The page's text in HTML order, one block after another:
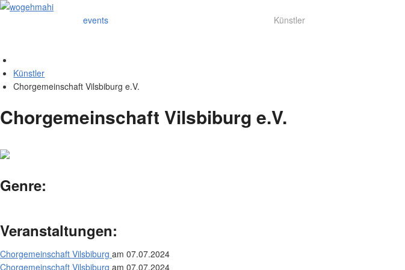
events Künstler
Künstler
Chorgemeinschaft Vilsbiburg e.V.
Chorgemeinschaft Vilsbiburg e.V.
Genre:
Veranstaltungen:
Chorgemeinschaft Vilsbiburg am 07.07.2024
Chorgemeinschaft Vilsbiburg am 07.07.2024